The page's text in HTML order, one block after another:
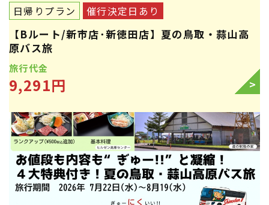
日帰りプラン 催行決定日あり
【Bルート/新市店･新徳田店】夏の鳥取・蒜山高
原バス旅
旅行代金
9,291円 >